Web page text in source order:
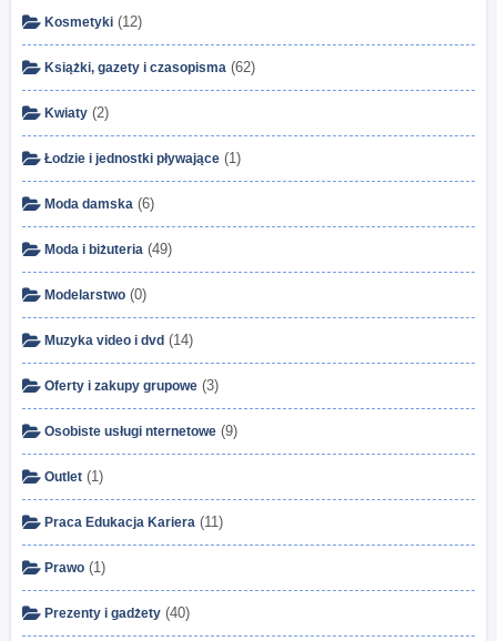
Kosmetyki (12)
Książki, gazety i czasopisma (62)
Kwiaty (2)
Łodzie i jednostki pływające (1)
Moda damska (6)
Moda i biżuteria (49)
Modelarstwo (0)
Muzyka video i dvd (14)
Oferty i zakupy grupowe (3)
Osobiste usługi nternetowe (9)
Outlet (1)
Praca Edukacja Kariera (11)
Prawo (1)
Prezenty i gadżety (40)